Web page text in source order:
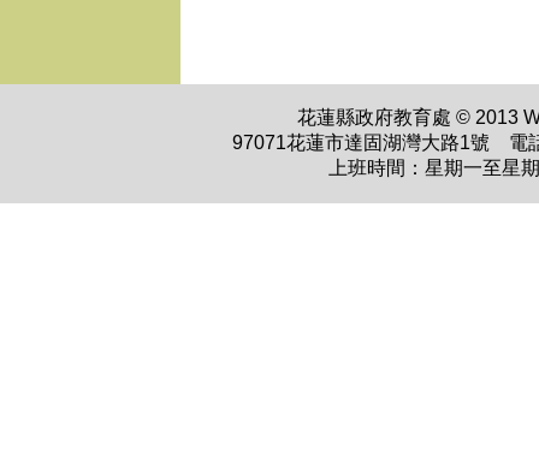
花蓮縣政府教育處 © 2013
97071花蓮市達固湖灣大路1號 電
上班時間：星期一至星